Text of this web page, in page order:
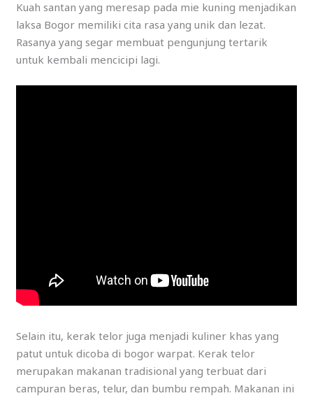
Kuah santan yang meresap pada mie kuning menjadikan
laksa Bogor memiliki cita rasa yang unik dan lezat.
Rasanya yang segar membuat pengunjung tertarik
untuk kembali mencicipi lagi.
Selain itu, kerak telor juga menjadi kuliner khas yang
patut untuk dicoba di bogor warpat. Kerak telor
merupakan makanan tradisional yang terbuat dari
campuran beras, telur, dan bumbu rempah. Makanan ini